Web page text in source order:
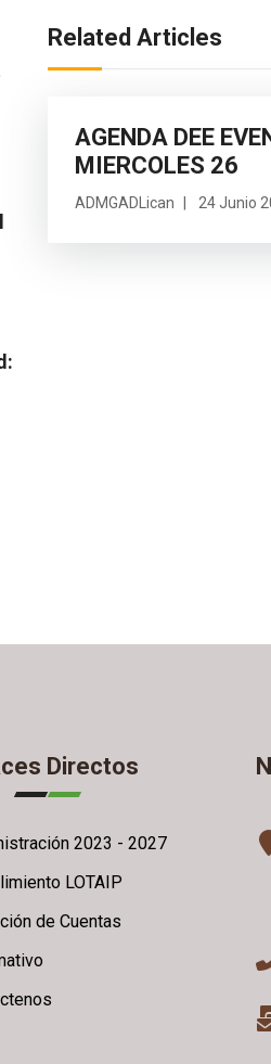
Related Articles
AGENDA DEE
MIERCOLES 26
ADMGADLican 24 Junio
Directos
2023 - 2027
LOTAIP
de Cuentas